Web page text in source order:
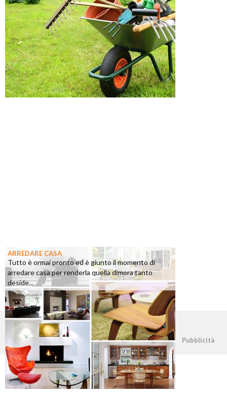
ARREDARE CASA
Tutto è ormai pronto ed è giunto il momento di
arredare casa per renderla quella dimora tanto
deside...
©2026 - casapratica.org - p.iva 03338800984 Pubblicità